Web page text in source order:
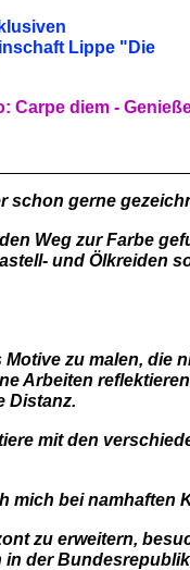
Lippe "Die
Carpe diem -
schon gerne
Weg zur Farbe
und Ölkreiden
Motive zu malen, die
Arbeiten
Distanz.
mit den
mich bei namhaften
zu erweitern,
der